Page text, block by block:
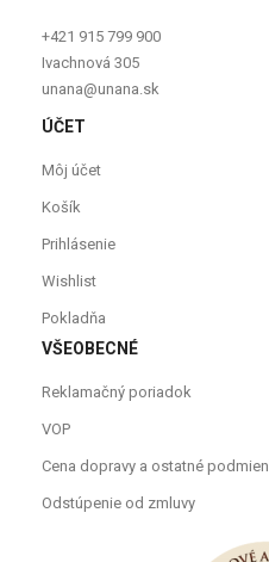
+421 915 799 900
Ivachnová 305
unana@unana.sk
ÚČET
Môj účet
Košík
Prihlásenie
Wishlist
Pokladňa
VŠEOBECNÉ
Reklamačný poriadok
VOP
Cena dopravy a ostatné
Odstúpenie od zmluvy